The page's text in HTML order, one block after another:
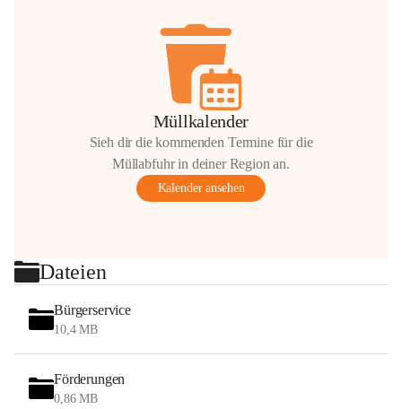
Müllkalender
Sieh dir die kommenden Termine für die
Müllabfuhr in deiner Region an.
Kalender ansehen
Dateien
Bürgerservice
10,4 MB
Förderungen
0,86 MB